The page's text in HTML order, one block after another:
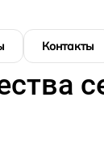
Контакты